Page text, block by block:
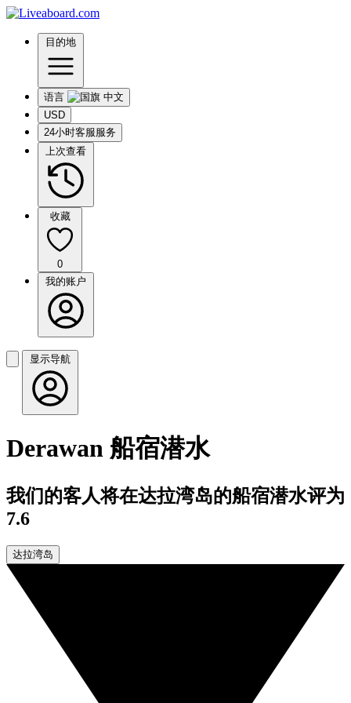
目的地
语言
USD
24小时客服服务
上次查看
收藏
0
我的账户
显示导航
Derawan 船宿潜水
我们的客人将在达拉湾岛的船宿潜水评为
7.6
达拉湾岛